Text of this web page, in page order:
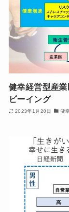
健幸経営型産
ビーイング
2023年1月20日 健